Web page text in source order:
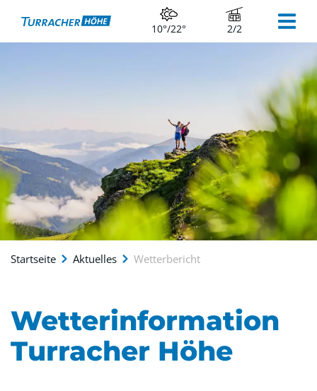
10°/22° 2/2
Startseite Aktuelles Wetterbericht
Wetterinformation
Turracher Höhe